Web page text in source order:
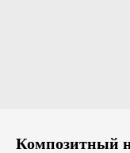
Композитный